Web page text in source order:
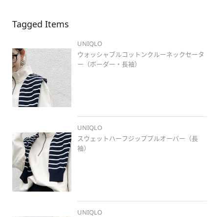
#ユニクロコーデ #骨格ウェーブ
ングヘアコーデ
#岡山 #岡北 #着回しコーデ
#大人カジュア
ル
#ユニクロ春コレ #春コーデ #イエベ春
冬のお出かけスタイル
#プチプラコーデ
#シンプルコーデ
Tagged Items
UNIQLO
ウォッシャブルコットンクルーネックセータ
ー（ボーダー・長袖）
UNIQLO
スウェットハーフジッププルオーバー（長
袖）
UNIQLO